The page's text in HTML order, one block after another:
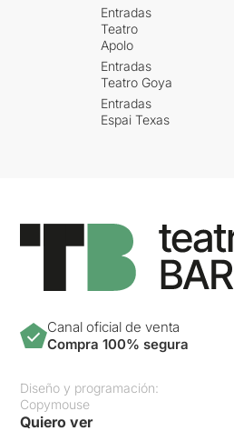
Entradas
Teatro
Apolo
Entradas
Teatro Goya
Entradas
Espai Texas
Canal oficial de venta
Compra 100% segura
Diseño y programación:
Copymouse
Quiero ver